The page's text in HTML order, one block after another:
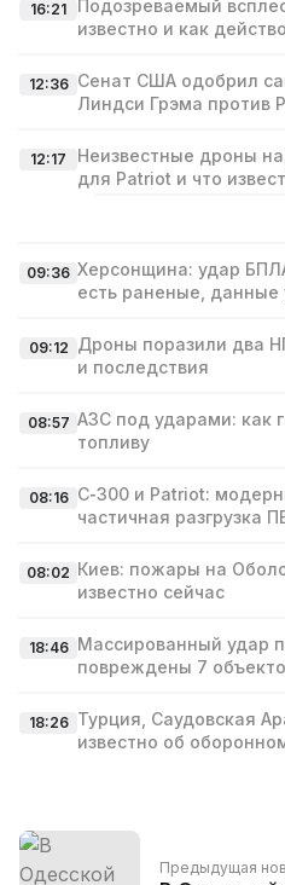
16:21
Подозреваемый
известно и как
12:36 Сенат США одобрил
Линдси Грэма против
12:17
Неизвестные дроны
для Patriot и что
09:36 Херсонщина: удар
есть раненые, данные
09:12 Дроны поразили два
и последствия
08:57 АЗС под ударами: как
топливу
08:16 С‑300 и Patriot:
частичная разгрузка
08:02 Киев: пожары на
известно сейчас
18:46 Массированный удар
повреждены 7
18:26 Турция, Саудовская
известно об
Предыдущая